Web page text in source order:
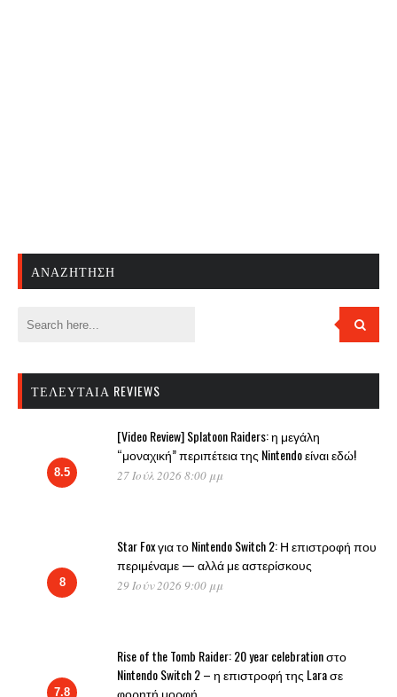
ΑΝΑΖΉΤΗΣΗ
ΤΕΛΕΥΤΑΊΑ REVIEWS
8.5
[Video Review] Splatoon Raiders: η μεγάλη
“μοναχική” περιπέτεια της Nintendo είναι εδώ!
27 Ιούλ 2026 8:00 μμ
8
Star Fox για το Nintendo Switch 2: Η επιστροφή που
περιμέναμε — αλλά με αστερίσκους
29 Ιούν 2026 9:00 μμ
7.8
Rise of the Tomb Raider: 20 year celebration στο
Nintendo Switch 2 – η επιστροφή της Lara σε
φορητή μορφή